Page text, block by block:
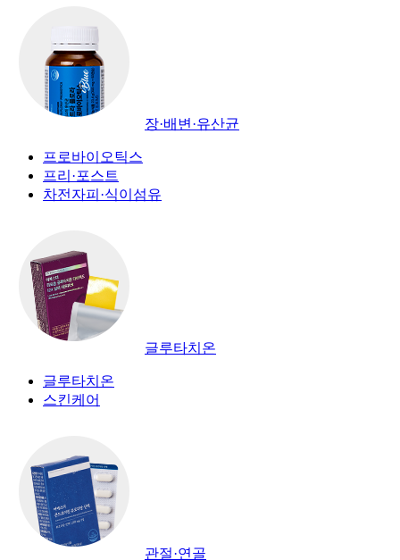
장·배변·유산균
프로바이오틱스
프리·포스트
차전자피·식이섬유
글루타치온
글루타치온
스킨케어
관절·연골